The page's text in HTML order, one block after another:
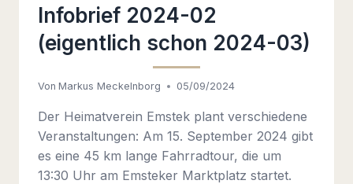
IN
DIE
GESCHICHTE
Infobrief 2024-02
(eigentlich schon 2024-03)
Von Markus Meckelnborg 05/09/2024
Der Heimatverein Emstek plant verschiedene
Veranstaltungen: Am 15. September 2024 gibt
es eine 45 km lange Fahrradtour, die um
13:30 Uhr am Emsteker Marktplatz startet.